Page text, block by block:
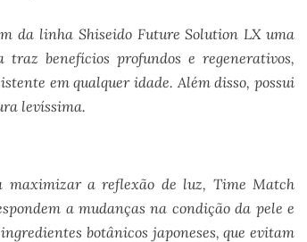
da linha Shiseido Future Solution LX uma
benefícios profundos e regenerativos,
em qualquer idade. Além disso, possui
levíssima.
maximizar a reflexão de luz, Time Match
a mudanças na condição da pele e
botânicos japoneses, que evitam